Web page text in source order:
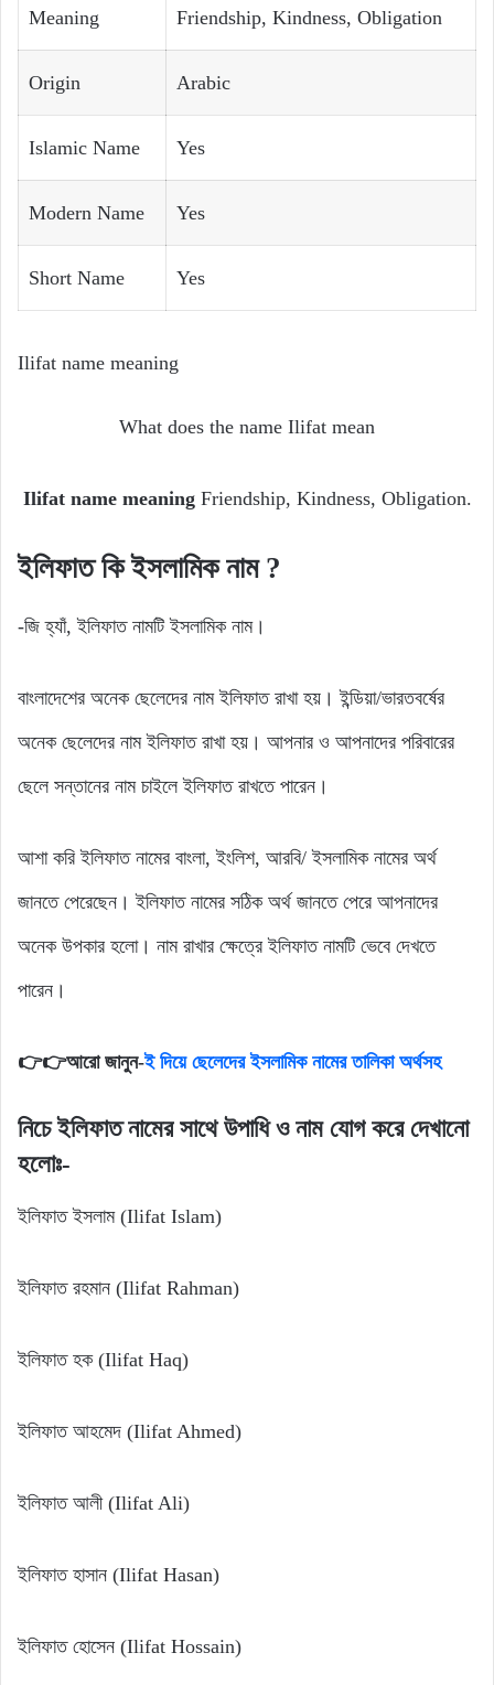
Meaning Friendship, Kindness, Obligation
Origin Arabic
Islamic Name Yes
Modern Name Yes
Short Name Yes
Ilifat name meaning
What does the name Ilifat mean
Ilifat name meaning Friendship, Kindness, Obligation.
ইলিফাতকিইসলামিকনাম ?
-জি হ্যাঁ, ইলিফাত নামটি ইসলামিক নাম।
বাংলাদেশের অনেক ছেলেদের নাম ইলিফাত রাখা হয়। ইন্ডিয়া/ভারতবর্ষের
অনেক ছেলেদের নাম ইলিফাত রাখা হয়। আপনার ও আপনাদের পরিবারের
ছেলে সন্তানের নাম চাইলে ইলিফাত রাখতে পারেন।
আশা করি ইলিফাত নামের বাংলা, ইংলিশ, আরবি/ ইসলামিক নামের অর্থ
জানতে পেরেছেন। ইলিফাত নামের সঠিক অর্থ জানতে পেরে আপনাদের
অনেক উপকার হলো। নাম রাখার ক্ষেত্রে ইলিফাত নামটি ভেবে দেখতে
পারেন।
👉👉আরো জানুন-ই দিয়ে ছেলেদের ইসলামিক নামের তালিকা অর্থসহ
নিচে ইলিফাত নামের সাথে উপাধি ও নাম যোগ করে দেখানো
হলোঃ-
ইলিফাত ইসলাম (Ilifat Islam)
ইলিফাত রহমান (Ilifat Rahman)
ইলিফাত হক (Ilifat Haq)
ইলিফাত আহমেদ (Ilifat Ahmed)
ইলিফাত আলী (Ilifat Ali)
ইলিফাত হাসান (Ilifat Hasan)
ইলিফাত হোসেন (Ilifat Hossain)